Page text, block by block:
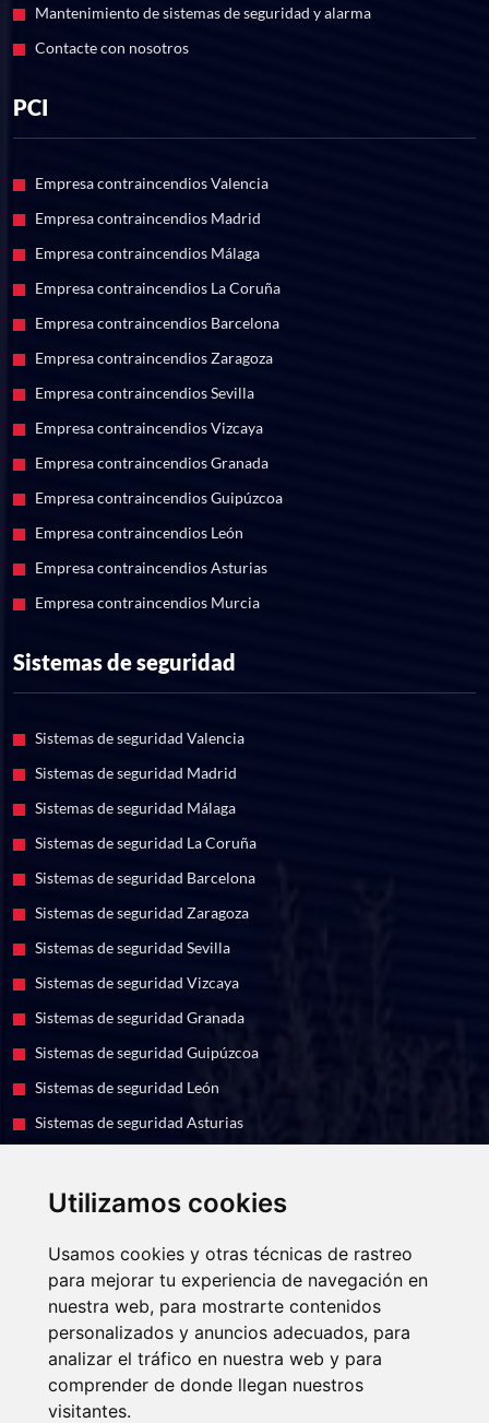
Utilizamos cookies
Usamos cookies y otras técnicas de rastreo
para mejorar tu experiencia de navegación en
nuestra web, para mostrarte contenidos
personalizados y anuncios adecuados, para
analizar el tráfico en nuestra web y para
comprender de donde llegan nuestros
visitantes.
Mantenimiento de sistemas de seguridad y alarma
Contacte con nosotros
PCI
Empresa contraincendios Valencia
Empresa contraincendios Madrid
Empresa contraincendios Málaga
Empresa contraincendios La Coruña
Empresa contraincendios Barcelona
Empresa contraincendios Zaragoza
Empresa contraincendios Sevilla
Empresa contraincendios Vizcaya
Empresa contraincendios Granada
Empresa contraincendios Guipúzcoa
Empresa contraincendios León
Empresa contraincendios Asturias
Empresa contraincendios Murcia
Sistemas de seguridad
Sistemas de seguridad Valencia
Sistemas de seguridad Madrid
Sistemas de seguridad Málaga
Sistemas de seguridad La Coruña
Sistemas de seguridad Barcelona
Sistemas de seguridad Zaragoza
Sistemas de seguridad Sevilla
Sistemas de seguridad Vizcaya
Sistemas de seguridad Granada
Sistemas de seguridad Guipúzcoa
Sistemas de seguridad León
Sistemas de seguridad Asturias
EUROFESA, S.A. ha recibido una ayuda de 6.410 euros para la
Programa de incentivos a la movilidad eficiente y sostenible
(Programa MOVES III) del Ministerio para la Transición Ecológica y
el Reto Demográfico a través del IDAE, gestionado por la Junta de
Castilla y León
Copyright 2021 - 2026 · Web realizada porVISIONCLICK®